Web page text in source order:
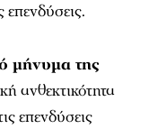
επενδύσεις.
μήνυμα της
ανθεκτικότητα
επενδύσεις